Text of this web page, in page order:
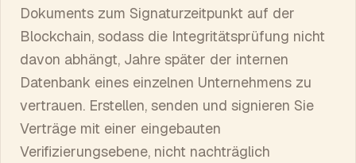
Dokuments zum Signaturzeitpunkt auf der
Blockchain, sodass die Integritätsprüfung nicht
davon abhängt, Jahre später der internen
Datenbank eines einzelnen Unternehmens zu
vertrauen. Erstellen, senden und signieren Sie
Verträge mit einer eingebauten
Verifizierungsebene, nicht nachträglich